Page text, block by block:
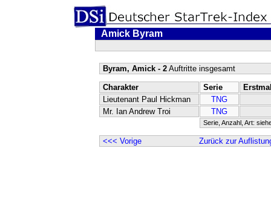
Amick Byram
Byram, Amick - 2Auftritte insgesamt
Charakter Serie
Lieutenant Paul Hickman
TNG
Mr. Ian Andrew Troi
TNG
Serie, Anzahl, Art:
<<< Vorige Zurück zur